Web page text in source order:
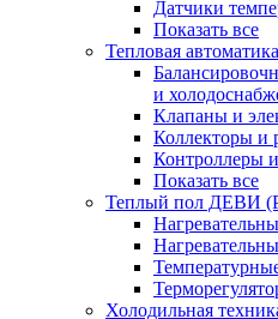
Датчики
Показать все
Тепловая автоматика
и
Клапаны и
Коллекторы и
Контроллеры
Показать все
Теплый пол ДЕВИ
Холодильная